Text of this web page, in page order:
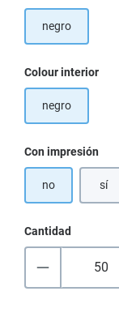
negro
Seleccione
Colour interior
negro
Seleccione
Con impresión
no sí
Cantidad